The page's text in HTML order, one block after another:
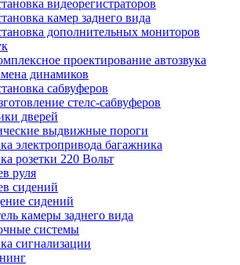
видеорегистраторов
камер заднего вида
дополнительных мониторов
проектирование автозвука
динамиков
сабвуферов
стелс-сабвуферов
дверей
выдвижные пороги
электропривода багажника
розетки 220 Вольт
руля
сидений
сидений
камеры заднего вида
системы
сигнализации